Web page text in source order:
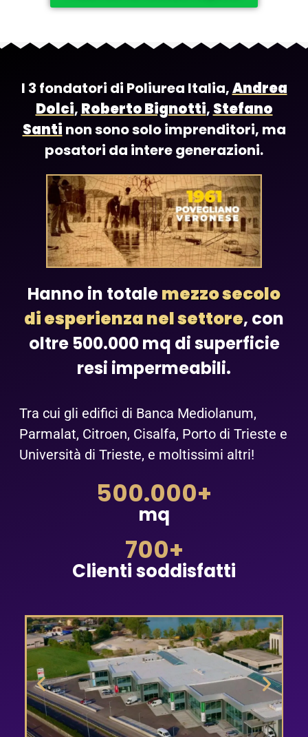
I 3 fondatori di Poliurea Italia,Andrea
Dolci, Roberto Bignotti, Stefano
Santi non sono solo imprenditori, ma
posatori da intere generazioni.
Hanno in totalemezzo secolo
di esperienza nel settore, con
oltre 500.000 mq di superficie
resi impermeabili.
Tra cui gli edifici di Banca Mediolanum,
Parmalat, Citroen, Cisalfa, Porto di Trieste e
Università di Trieste, e moltissimi altri!
mq
500.000+
Clienti soddisfatti
700+